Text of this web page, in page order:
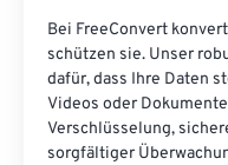
Bei FreeConvert
schützen sie. Unser
dafür, dass Ihre Daten
Videos oder
Verschlüsselung,
sorgfältiger